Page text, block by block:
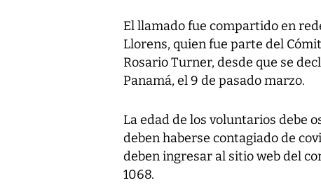
El llamado fue compartido en
Llorens, quien fue parte del
Rosario Turner, desde que se
Panamá, el 9 de pasado marzo.
La edad de los voluntarios debe
deben haberse contagiado de
deben ingresar al sitio web del
1068.